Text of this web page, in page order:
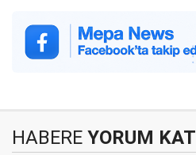
HABERE YORUM KAT